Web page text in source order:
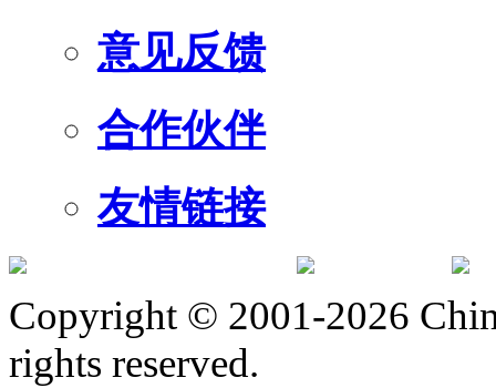
意见反馈
合作伙伴
友情链接
Copyright © 2001-2026
rights reserved.